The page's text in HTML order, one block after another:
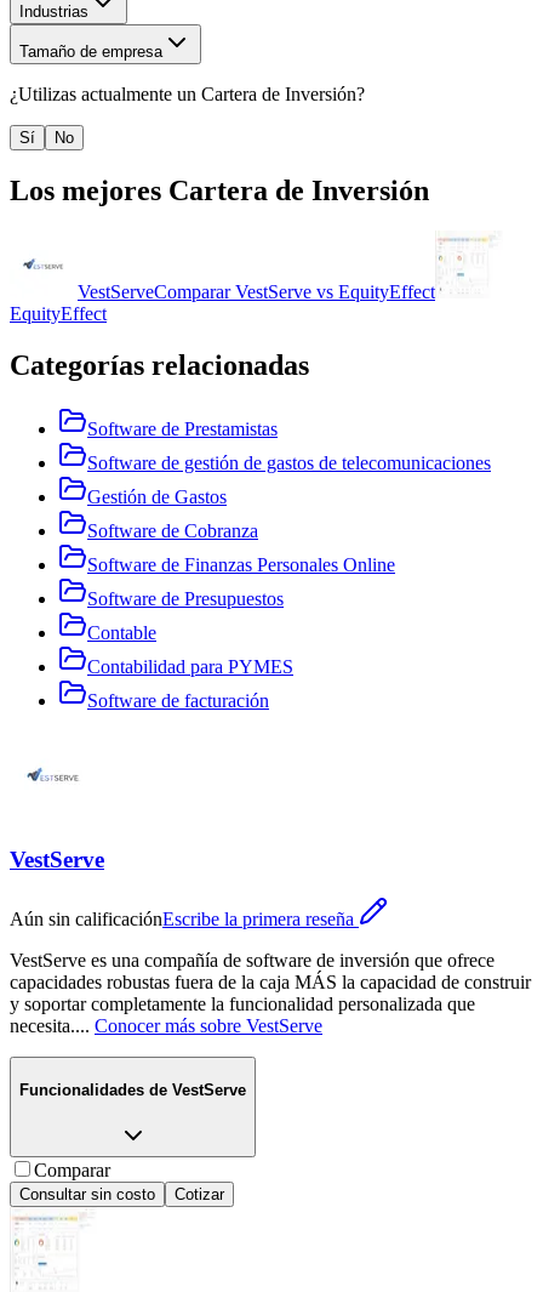
Industrias
Tamaño de empresa
¿Utilizas actualmente un Cartera de Inversión?
Sí No
Los mejores Cartera de Inversión
VestServeComparar VestServe vs EquityEffect
EquityEffect
Categorías relacionadas
Software de Prestamistas
Software de gestión de gastos de telecomunicaciones
Gestión de Gastos
Software de Cobranza
Software de Finanzas Personales Online
Software de Presupuestos
Contable
Contabilidad para PYMES
Software de facturación
VestServe
Aún sin calificaciónEscribe la primera reseña
VestServe es una compañía de software de inversión que ofrece
capacidades robustas fuera de la caja MÁS la capacidad de construir
y soportar completamente la funcionalidad personalizada que
necesita.... Conocer más sobre VestServe
Funcionalidades de VestServe
Comparar
Consultar sin costo Cotizar